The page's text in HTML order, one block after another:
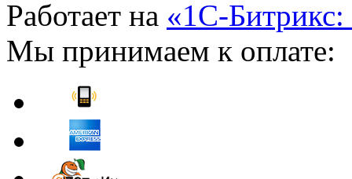
Работает на «1С-Битрикс:
Мы принимаем к оплате: